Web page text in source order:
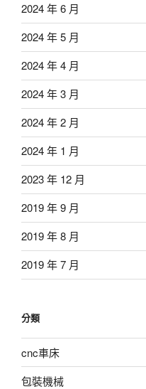
2024 年 6 月
2024 年 5 月
2024 年 4 月
2024 年 3 月
2024 年 2 月
2024 年 1 月
2023 年 12 月
2019 年 9 月
2019 年 8 月
2019 年 7 月
分類
cnc車床
包裝機械